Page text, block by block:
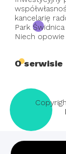
kancelarię
Park
Niech
O serwisie